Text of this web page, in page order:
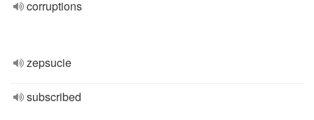
corruptions
zepsucie
subscribed